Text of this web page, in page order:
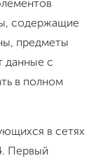
содержащие
предметы
данные с
в полном
в сетях
. Первый